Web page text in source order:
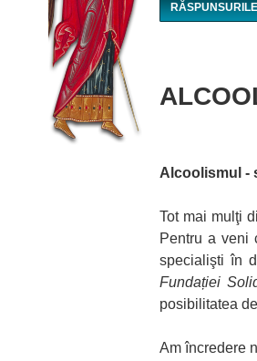
Alcoolismul -
Tot mai mulţi
Pentru a veni
specialişti în
Fundației
posibilitatea
Am încredere